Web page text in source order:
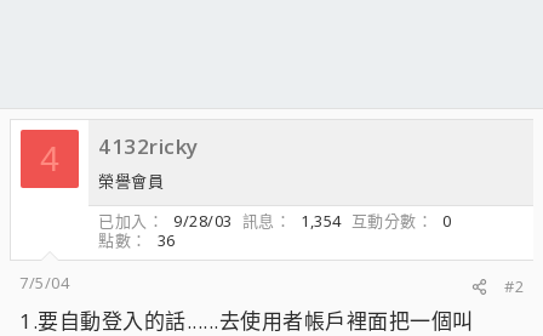
4 4132ricky
榮譽會員
已加入
9/28/03 訊息 1,354 互動分數
0
點數
36
7/5/04
#2
1.要自動登入的話......去使用者帳戶裡面把一個叫